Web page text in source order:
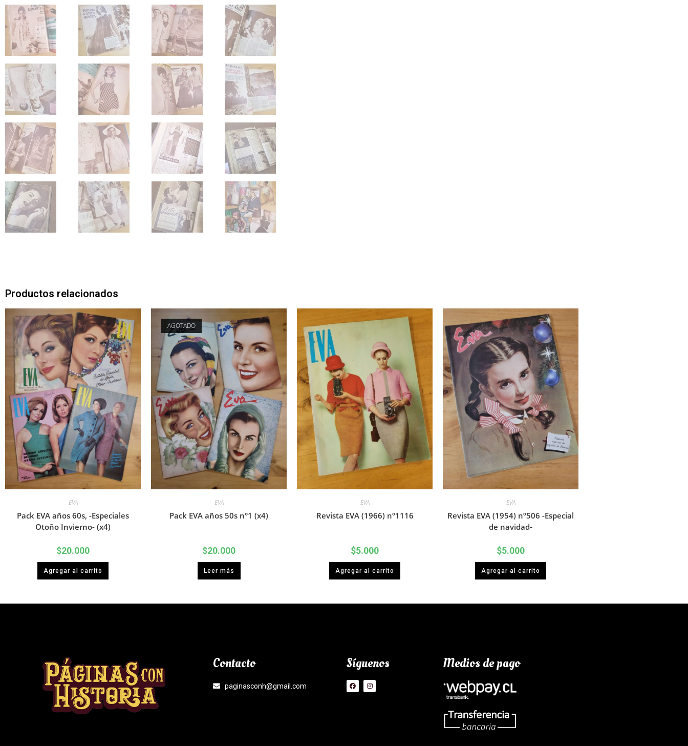
Productos relacionados
EVA
Pack EVA años 60s, -Especiales
Otoño Invierno- (x4)
$20.000
Agregar al carrito
AGOTADO
EVA
Pack EVA años 50s n°1 (x4)
$20.000
Leer más
EVA
Revista EVA (1966) nº1116
$5.000
Agregar al carrito
EVA
Revista EVA (1954) nº506 -Especial
de navidad-
$5.000
Agregar al carrito
Contacto
paginasconh@gmail.com
Síguenos Medios de pago